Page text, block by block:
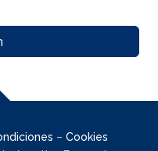
– Cookies